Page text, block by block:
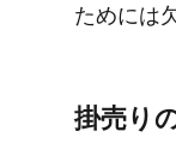
ためには​
掛売り